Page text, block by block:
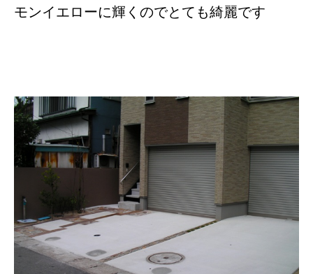
モンイエローに輝くのでとても綺麗です